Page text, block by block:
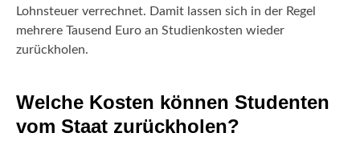
Lohnsteuer verrechnet. Damit lassen sich in der Regel
mehrere Tausend Euro an Studienkosten wieder
zurückholen.
Welche Kosten können Studenten
vom Staat zurückholen?